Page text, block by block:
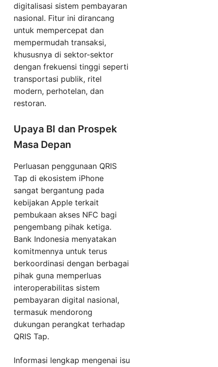
digitalisasi sistem pembayaran
nasional. Fitur ini dirancang
untuk mempercepat dan
mempermudah transaksi,
khususnya di sektor-sektor
dengan frekuensi tinggi seperti
transportasi publik, ritel
modern, perhotelan, dan
restoran.
Upaya BI dan Prospek
Masa Depan
Perluasan penggunaan QRIS
Tap di ekosistem iPhone
sangat bergantung pada
kebijakan Apple terkait
pembukaan akses NFC bagi
pengembang pihak ketiga.
Bank Indonesia menyatakan
komitmennya untuk terus
berkoordinasi dengan berbagai
pihak guna memperluas
interoperabilitas sistem
pembayaran digital nasional,
termasuk mendorong
dukungan perangkat terhadap
QRIS Tap.
Informasi lengkap mengenai isu